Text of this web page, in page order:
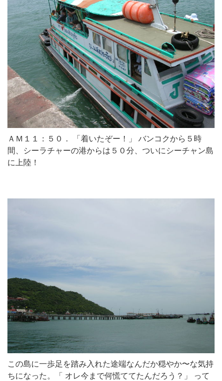
ＡＭ１１：５０． 「着いたぞー！」 バンコクから５時
間、シーラチャーの港からは５０分、ついにシーチャン島
に上陸！
この島に一歩足を踏み入れた途端なんだか穏やか〜な気持
ちになった。「 オレ今まで何慌ててたんだろう？」 って